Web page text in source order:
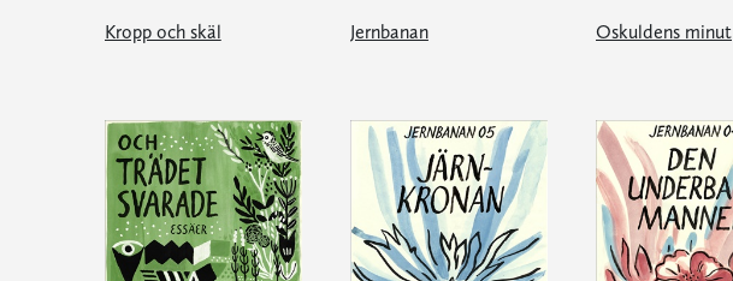
Kropp och skäl Jernbanan Oskuldens minut